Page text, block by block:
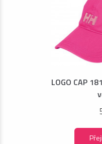
LOGO CAP